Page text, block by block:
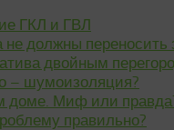
ГКЛ и ГВЛ
должны переносить
двойным
– шумоизоляция?
доме. Миф или
правильно?